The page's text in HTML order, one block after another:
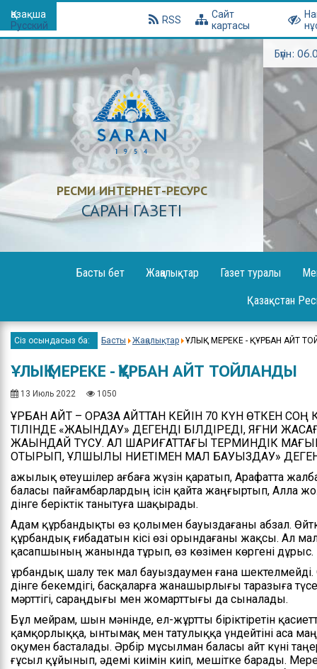
Қазақша
Русский
RSS
Сайт
картасы
РЕСМИ ИНТЕРНЕТ-РЕСУРС
САРАН ГАЗЕТI
Бүгін:
Басты бет Жаңалықтар Газет туралы
Қазақстан
Елбасы Жолдауы
Сыбайлас
Сіз осындасыз ба: Басты Жаңалықтар ҰЛЫҚ МЕРЕКЕ - ҚҰРБАН АЙТ
ҰЛЫҚ МЕРЕКЕ - ҚҰРБАН АЙТ ТОЙЛАНДЫ
13 Июль 2022 1050
ҚҰРБАН АЙТ – ОРАЗА АЙТТАН КЕЙІН 70 КҮН ӨТКЕН СОҢ
ТІЛІНДЕ «ЖАҚЫНДАУ» ДЕГЕНДІ БІЛДІРЕДІ, ЯҒНИ
ЖАҚЫНДАЙ ТҮСУ. АЛ ШАРИҒАТТАҒЫ ТЕРМИНДІК
ОТЫРЫП, ҚҰЛШЫЛЫҚ НИЕТІМЕН МАЛ БАУЫЗДАУ»
Қажылық өтеушілер Қағбаға жүзін қаратып, Арафатта
баласы пайғамбарлардың ісін қайта жаңғыртып, Алла
дінге беріктік танытуға шақырады.
Адам құрбандықты өз қолымен бауыздағаны абзал.
құрбандық ғибадатын кісі өзі орындағаны жақсы. Ал
қасапшының жанында тұрып, өз көзімен көргені дұрыс.
Құрбандық шалу тек мал бауыздаумен ғана
дінге бекемдігі, басқаларға жанашырлығы таразыға
мәрттігі, сараңдығы мен жомарттығы да сыналады.
Бұл мейрам, шын мәнінде, ел-жұртты біріктіретін
қамқорлыққа, ынтымақ мен татулыққа үндейтіні аса
оқумен басталады. Əрбір мұсылман баласы айт күні
ғұсыл құйынып, әдемі киімін киіп, мешітке барады.